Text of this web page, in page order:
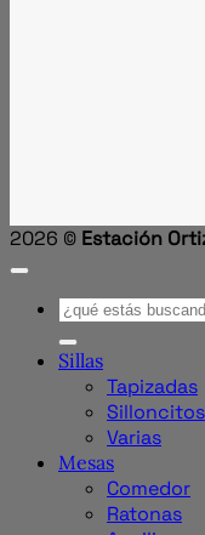
2026 © Estación
Buscar
Sillas
Tapizadas
Silloncitos
Varias
Mesas
Comedor
Ratonas